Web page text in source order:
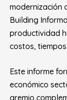
modernización
Building
productividad
costos,
Este informe
económico
gremio